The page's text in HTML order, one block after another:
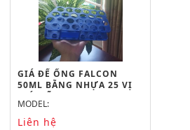
GIÁ ĐỂ ỐNG FALCON
50ML BẰNG NHỰA 25 VỊ
TRÍ, HÃNG ONELAB
MODEL:
Liên hệ